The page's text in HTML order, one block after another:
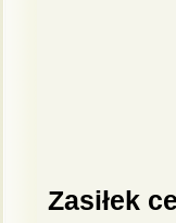
Zasiłek